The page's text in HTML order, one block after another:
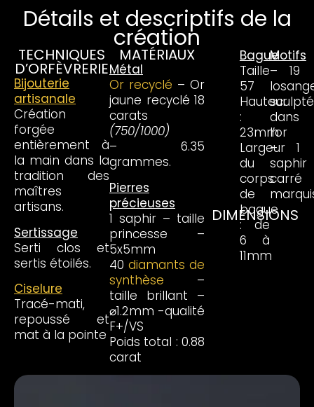
Détails et descriptifs de la
création
TECHNIQUES
D’ORFÈVRERIE
Bijouterie
artisanale
Création
forgée
entièrement à
la main dans la
tradition des
maîtres
artisans.
Sertissage
Serti clos et
sertis étoilés.
Ciselure
Tracé-mati,
repoussé et
mat à la pointe
MATÉRIAUX
Métal
Or recyclé – Or
jaune recyclé 18
carats
(750/1000)
– 6.35
grammes.
Pierres
précieuses
1 saphir – taille
princesse –
5x5mm
40 diamants de
synthèse –
taille brillant –
⌀1.2mm -qualité
F+/VS
Poids total : 0.88
carat
DIMENSIONS
Bague
Taille
57
Hauteur
:
23mm
Largeur
du
corps
de
bague
: de
6 à
11mm
Motifs
– 19
dans
l’or
– 1
saphir
carré